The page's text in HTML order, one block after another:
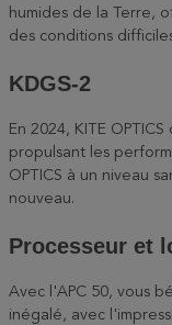
humides de la Terre,
des conditions
KDGS-2
En 2024, KITE
propulsant les
OPTICS à un niveau
nouveau.
Processeur et
Avec l'APC 50, vous
inégalé, avec